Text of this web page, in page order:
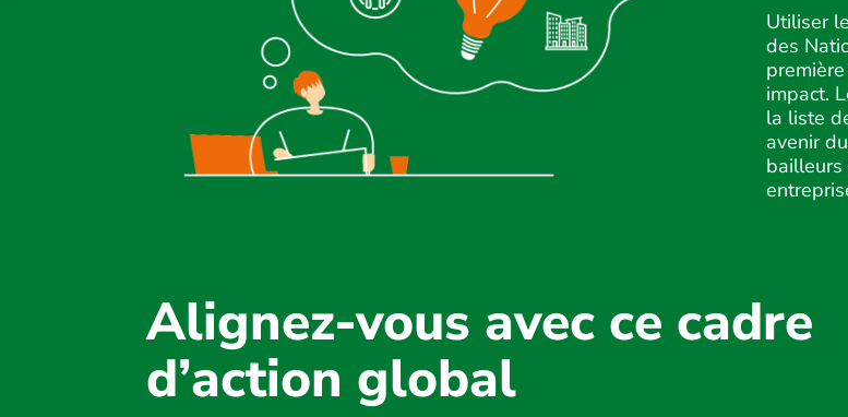
Utiliser
des
impact.
la liste
avenir
bailleurs
Alignez-vous avec ce cadre
d’action global